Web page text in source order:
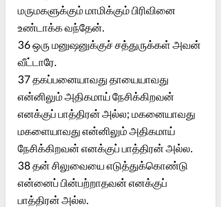
மருமகளுக்கும் மாமிக்கும் பிரிவினை
உண்டாக்க வந்தேன்.
36ஒரு மனுஷனுக்குச் சத்துருக்கள் அவன்
வீட்டாரே.
37தகப்பனையாவது தாயையாவது
என்னிலும் அதிகமாய் நேசிக்கிறவன்
எனக்குப் பாத்திரன் அல்ல; மகனையாவது
மகளையாவது என்னிலும் அதிகமாய்
நேசிக்கிறவன் எனக்குப் பாத்திரன் அல்ல.
38தன் சிலுவையை எடுத்துக்கொண்டு
என்னைப் பின்பற்றாதவன் எனக்குப்
பாத்திரன் அல்ல.